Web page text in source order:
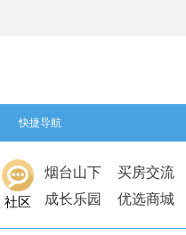
快捷导航
社区
烟台山下 买房交流
成长乐园
优选商城